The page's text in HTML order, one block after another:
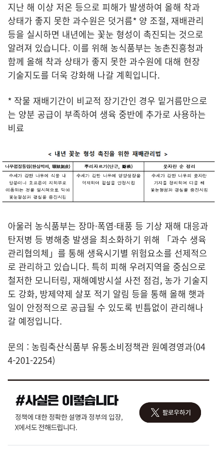
지난 해 이상 저온 등으로 피해가 발생하여 올해 착과
상태가 좋지 못한 과수원은 덧거름* 양 조절, 재배관리
등을 실시하면 내년에는 꽃눈 형성이 촉진되는 것으로
알려져 있습니다. 이를 위해 농식품부는 농촌진흥청과
함께 올해 착과 상태가 좋지 못한 과수원에 대해 현장
기술지도를 더욱 강화해 나갈 계획입니다.
* 작물 재배기간이 비교적 장기간인 경우 밑거름만으로
는 양분 공급이 부족하여 생육 중반에 추가로 사용하는
비료
아울러 농식품부는 장마·폭염·태풍 등 기상 재해 대응과
탄저병 등 병해충 발생을 최소화하기 위해 「과수 생육
관리협의체」를 통해 생육시기별 위험요소를 선제적으
로 관리하고 있습니다. 특히 피해 우려지역을 중심으로
철저한 모니터링, 재해예방시설 사전 점검, 농가 기술지
도 강화, 방제약제 살포 적기 알림 등을 통해 올해 햇과
일이 안정적으로 공급될 수 있도록 빈틈없이 관리해나
갈 예정입니다.
문의 : 농림축산식품부 유통소비정책관 원예경영과(04
4-201-2254)